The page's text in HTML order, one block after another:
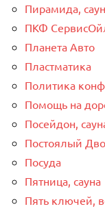
Пирамида,
ПКФ
Планета Авто
Пластматика
Политика
Помощь на
Посейдон,
Постоялый
Посуда
Пятница, сауна
Пять ключей,